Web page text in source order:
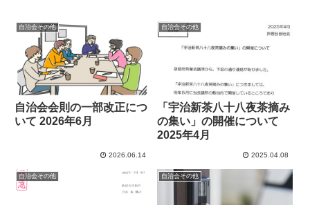
自治会その他
自治会会則の一部改正につ
いて 2026年6月
2026.06.14
自治会その他
「宇治新茶八十八夜茶摘み
の集い」の開催について
2025年4月
2025.04.08
自治会その他 自治会その他